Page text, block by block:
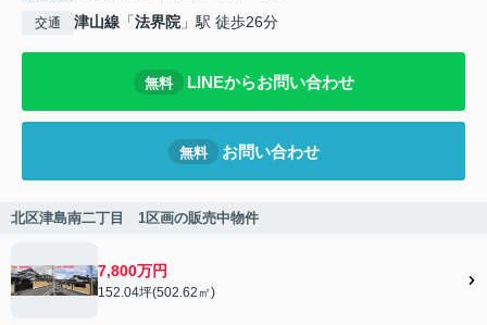
交通 津山線 「法界院 」駅 徒歩26分
無料 LINEからお問い合わせ
無料 お問い合わせ
北区津島南二丁目 1区画の販売中物件
7,800万円
152.04坪(502.62㎡)